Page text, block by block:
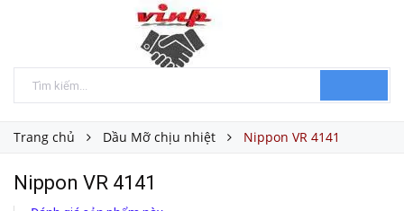
Trang chủ Dầu Mỡ chịu nhiệt Nippon VR 4141
Nippon VR 4141